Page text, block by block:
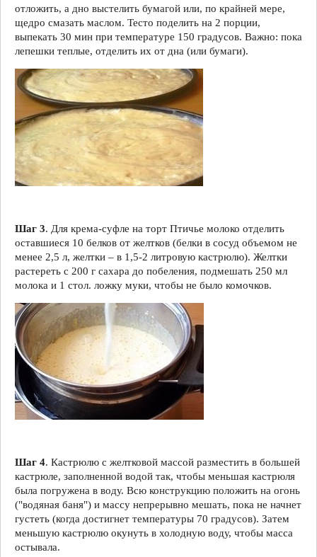
отложить, а дно выстелить бумагой или, по крайней мере,
щедро смазать маслом. Тесто поделить на 2 порции,
выпекать 30 мин при температуре 150 градусов. Важно: пока
лепешки теплые, отделить их от дна (или бумаги).
Шаг 3. Для крема-суфле на торт Птичье молоко отделить
оставшиеся 10 белков от желтков (белки в сосуд объемом не
менее 2,5 л, желтки – в 1,5-2 литровую кастрюлю). Желтки
растереть с 200 г сахара до побеления, подмешать 250 мл
молока и 1 стол. ложку муки, чтобы не было комочков.
Шаг 4. Кастрюлю с желтковой массой разместить в большей
кастрюле, заполненной водой так, чтобы меньшая кастрюля
была погружена в воду. Всю конструкцию положить на огонь
("водяная баня") и массу непрерывно мешать, пока не начнет
густеть (когда достигнет температуры 70 градусов). Затем
меньшую кастрюлю окунуть в холодную воду, чтобы масса
остывала.